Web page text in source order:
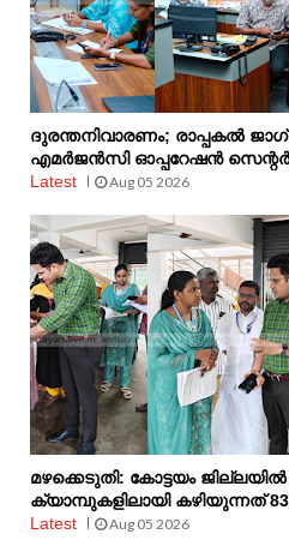
ദുരന്തനിവാരണം; രാപ്പകല്‍
എമര്‍ജന്‍സി ഓപ്പറേഷന്‍
Latest
Aug 05 2026
മഴക്കെടുതി: കോട്ടയം
ക്യാമ്പുകളിലായി കഴിയുന്നത്
Latest
Aug 05 2026